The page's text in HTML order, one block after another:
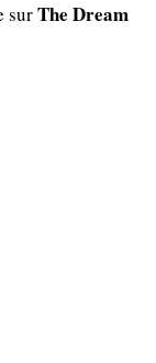
surThe Dream